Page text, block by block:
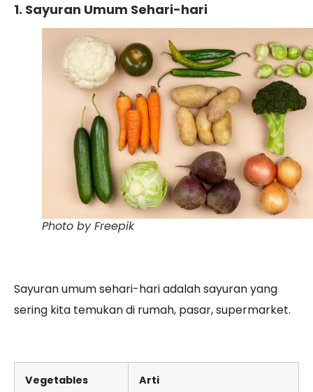
1. Sayuran Umum Sehari-hari
Photo by Freepik
Sayuran umum sehari-hari adalah sayuran yang
sering kita temukan di rumah, pasar, supermarket.
Vegetables Arti